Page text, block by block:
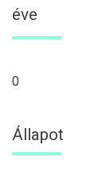
éve
0
Állapot